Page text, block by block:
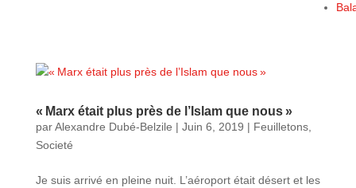
« Marx était plus près de l’Islam que nous »
parAlexandre Dubé-Belzile | Juin 6, 2019 | Feuilletons,
Societé
Je suis arrivé en pleine nuit. L’aéroport était désert et les